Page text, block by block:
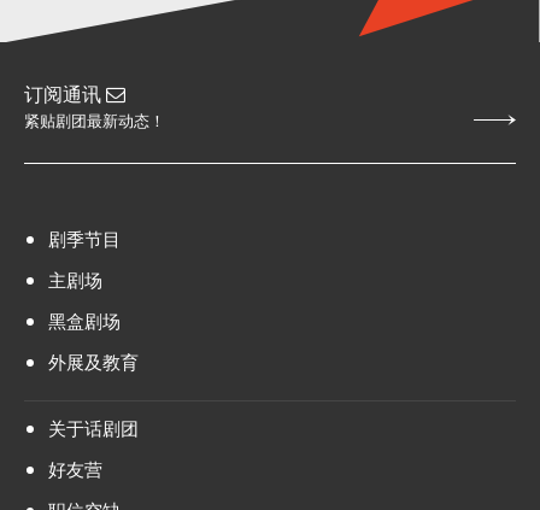
订阅通讯
紧贴剧团最新动态！
剧季节目
主剧场
黑盒剧场
外展及教育
关于话剧团
好友营